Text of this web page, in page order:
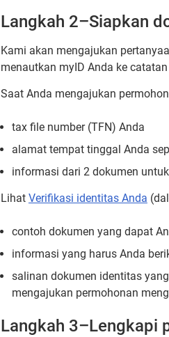
Langkah 2–Siapkan
Kami akan mengajukan
menautkan myID Anda ke
Saat Anda mengajukan
tax file number (TFN) Anda
alamat tempat tinggal Anda
informasi dari 2 dokumen
Lihat Verifikasi identitas Anda
contoh dokumen yang dapat
informasi yang harus Anda
salinan dokumen identitas
mengajukan permohonan
Langkah 3–Lengkapi